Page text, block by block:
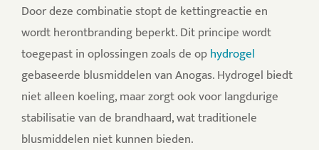
Door deze combinatie stopt de kettingreactie en
wordt herontbranding beperkt. Dit principe wordt
toegepast in oplossingen zoals de ophydrogel
gebaseerde blusmiddelen van Anogas.Hydrogel biedt
niet alleen koeling, maar zorgt ook voor langdurige
stabilisatie van de brandhaard, wat traditionele
blusmiddelen niet kunnen bieden.